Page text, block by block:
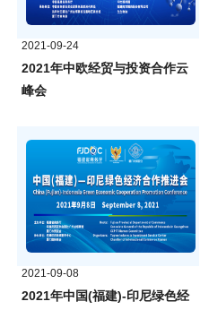
2021-09-24
2021年中欧经贸与投资合作云
峰会
2021-09-08
2021年中国(福建)-印尼绿色经